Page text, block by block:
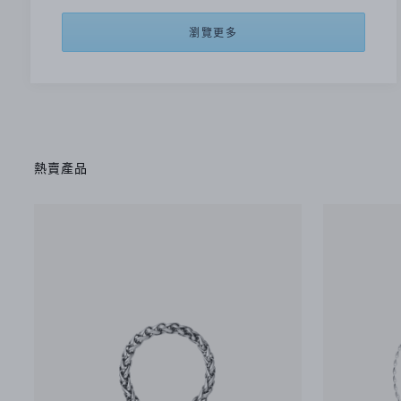
瀏覽更多
熱賣產品